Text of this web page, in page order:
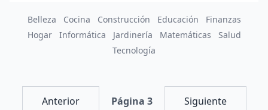
Belleza Cocina Construcción Educación
Finanzas
Hogar
Informática Jardinería Matemáticas
Salud
Tecnología
Anterior Página 3 Siguiente